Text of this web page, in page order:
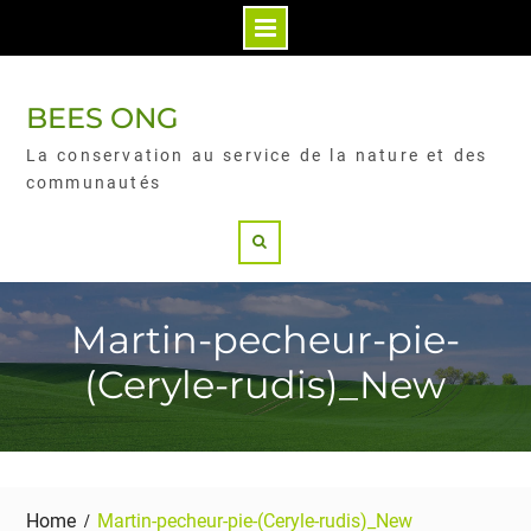
BEES ONG
La conservation au service de la nature et des
communautés
Martin-pecheur-pie-
(Ceryle-rudis)_New
Home Martin-pecheur-pie-(Ceryle-rudis)_New